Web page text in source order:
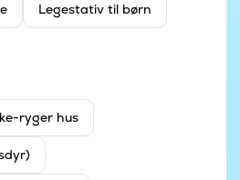
Legestativ til børn
ryger hus